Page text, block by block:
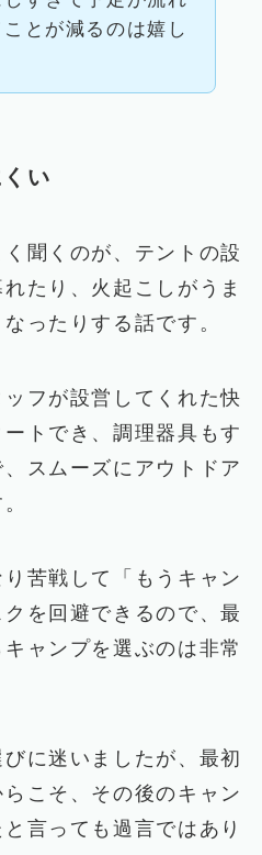
とが減るのは嬉し
い
聞くのが、テントの設
たり、火起こしがうま
ったりする話です。
フが設営してくれた快
トでき、調理器具もす
スムーズにアウトドア
苦戦して「もうキャン
を回避できるので、最
ャンプを選ぶのは非常
に迷いましたが、最初
こそ、その後のキャン
言っても過言ではあり